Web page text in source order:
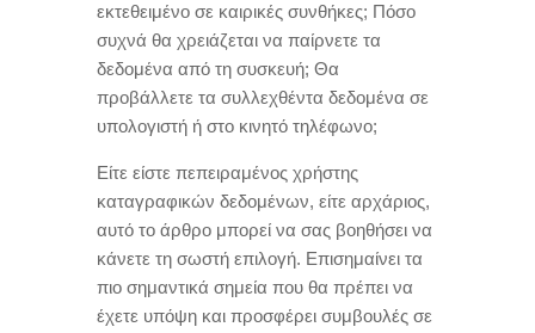
εκτεθειμένο σε καιρικές συνθήκες; Πόσο
συχνά θα χρειάζεται να παίρνετε τα
δεδομένα από τη συσκευή; Θα
προβάλλετε τα συλλεχθέντα δεδομένα σε
υπολογιστή ή στο κινητό τηλέφωνο;
Είτε είστε πεπειραμένος χρήστης
καταγραφικών δεδομένων, είτε αρχάριος,
αυτό το άρθρο μπορεί να σας βοηθήσει να
κάνετε τη σωστή επιλογή. Επισημαίνει τα
πιο σημαντικά σημεία που θα πρέπει να
έχετε υπόψη και προσφέρει συμβουλές σε